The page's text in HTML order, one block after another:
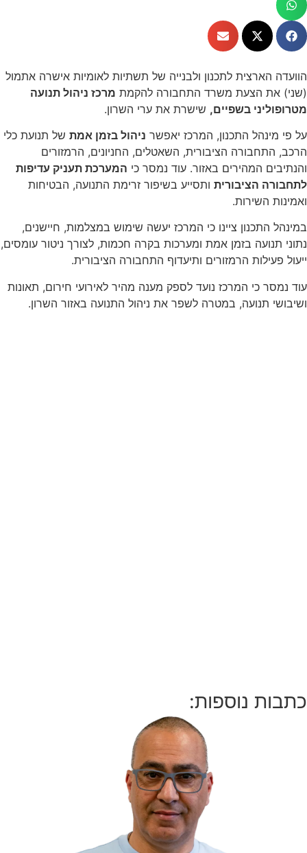
הוועדה הארצית לתכנון ולבנייה של תשתיות לאומיות אישרה אתמול
(שני) את הצעת משרד התחבורה להקמת מרכז ניהול תנועה
מטרופוליני בשפיים, שישרת את ערי השרון.
על פי מינהל התכנון, המרכז יאפשר ניהול בזמן אמת של תנועת כלי
הרכב, התחבורה הציבורית, השאטלים, החניונים, הרמזורים
והנתיבים המהירים באזור. עוד נמסר כי המערכת תעניק עדיפות
לתחבורה הציבורית ותסייע בשיפור זרימת התנועה, הבטיחות
ואמינות השירות.
במינהל התכנון ציינו כי המרכז יעשה שימוש במצלמות, חיישנים,
נתוני תנועה בזמן אמת ומערכות בקרה חכמות, לצורך ניטור עומסים,
ייעול פעילות הרמזורים ותיעדוף התחבורה הציבורית.
עוד נמסר כי המרכז נועד לספק מענה מהיר לאירועי חירום, תאונות
ושיבושי תנועה, במטרה לשפר את ניהול התנועה באזור השרון.
כתבות נוספות: